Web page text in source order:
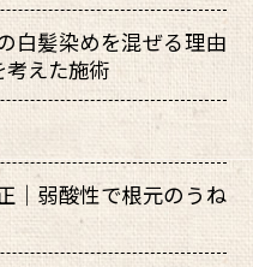
白髪染めを混ぜる理由
考えた施術
｜弱酸性で根元のうね